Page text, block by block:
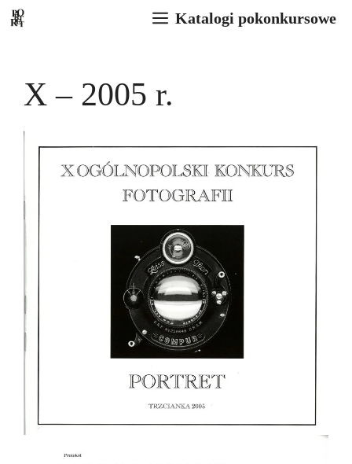
Przejdź
do
Katalogi pokonkursowe
X – 2005 r.